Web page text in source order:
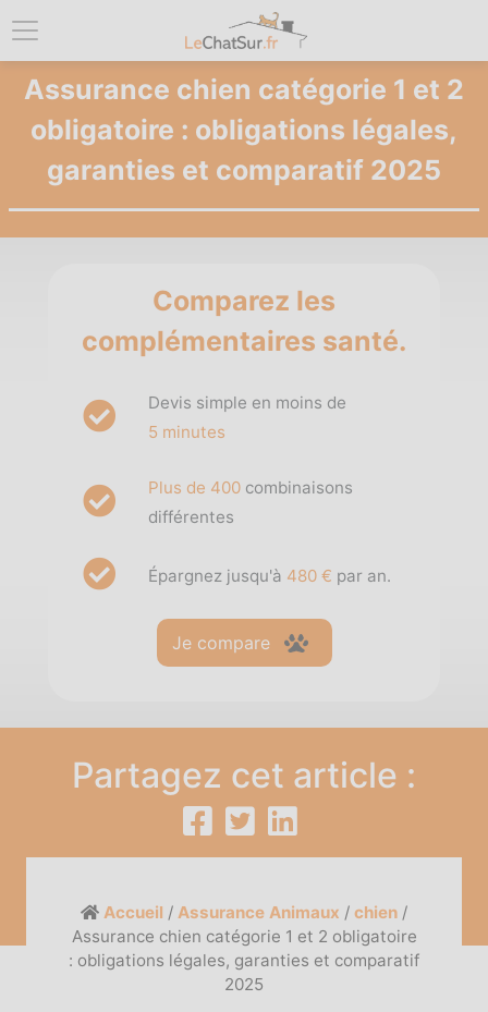
Assurance chien catégorie 1 et 2
obligatoire : obligations légales,
garanties et comparatif 2025
Comparez les
complémentaires santé.
Devis simple en moins de
5 minutes
Plus de 400 combinaisons
différentes
Épargnez jusqu'à 480 € par an.
Je compare
Partagez cet article :
Accueil / Assurance Animaux / chien /
Assurance chien catégorie 1 et 2 obligatoire
: obligations légales, garanties et comparatif
2025